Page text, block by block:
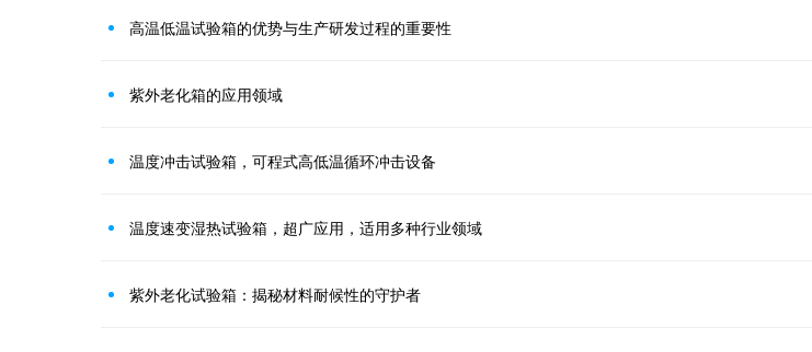
高温低温试验箱的优势与生产研发过程的重要性
紫外老化箱的应用领域
温度冲击试验箱，可程式高低温循环冲击设备
温度速变湿热试验箱，超广应用，适用多种行业领域
紫外老化试验箱：揭秘材料耐候性的守护者